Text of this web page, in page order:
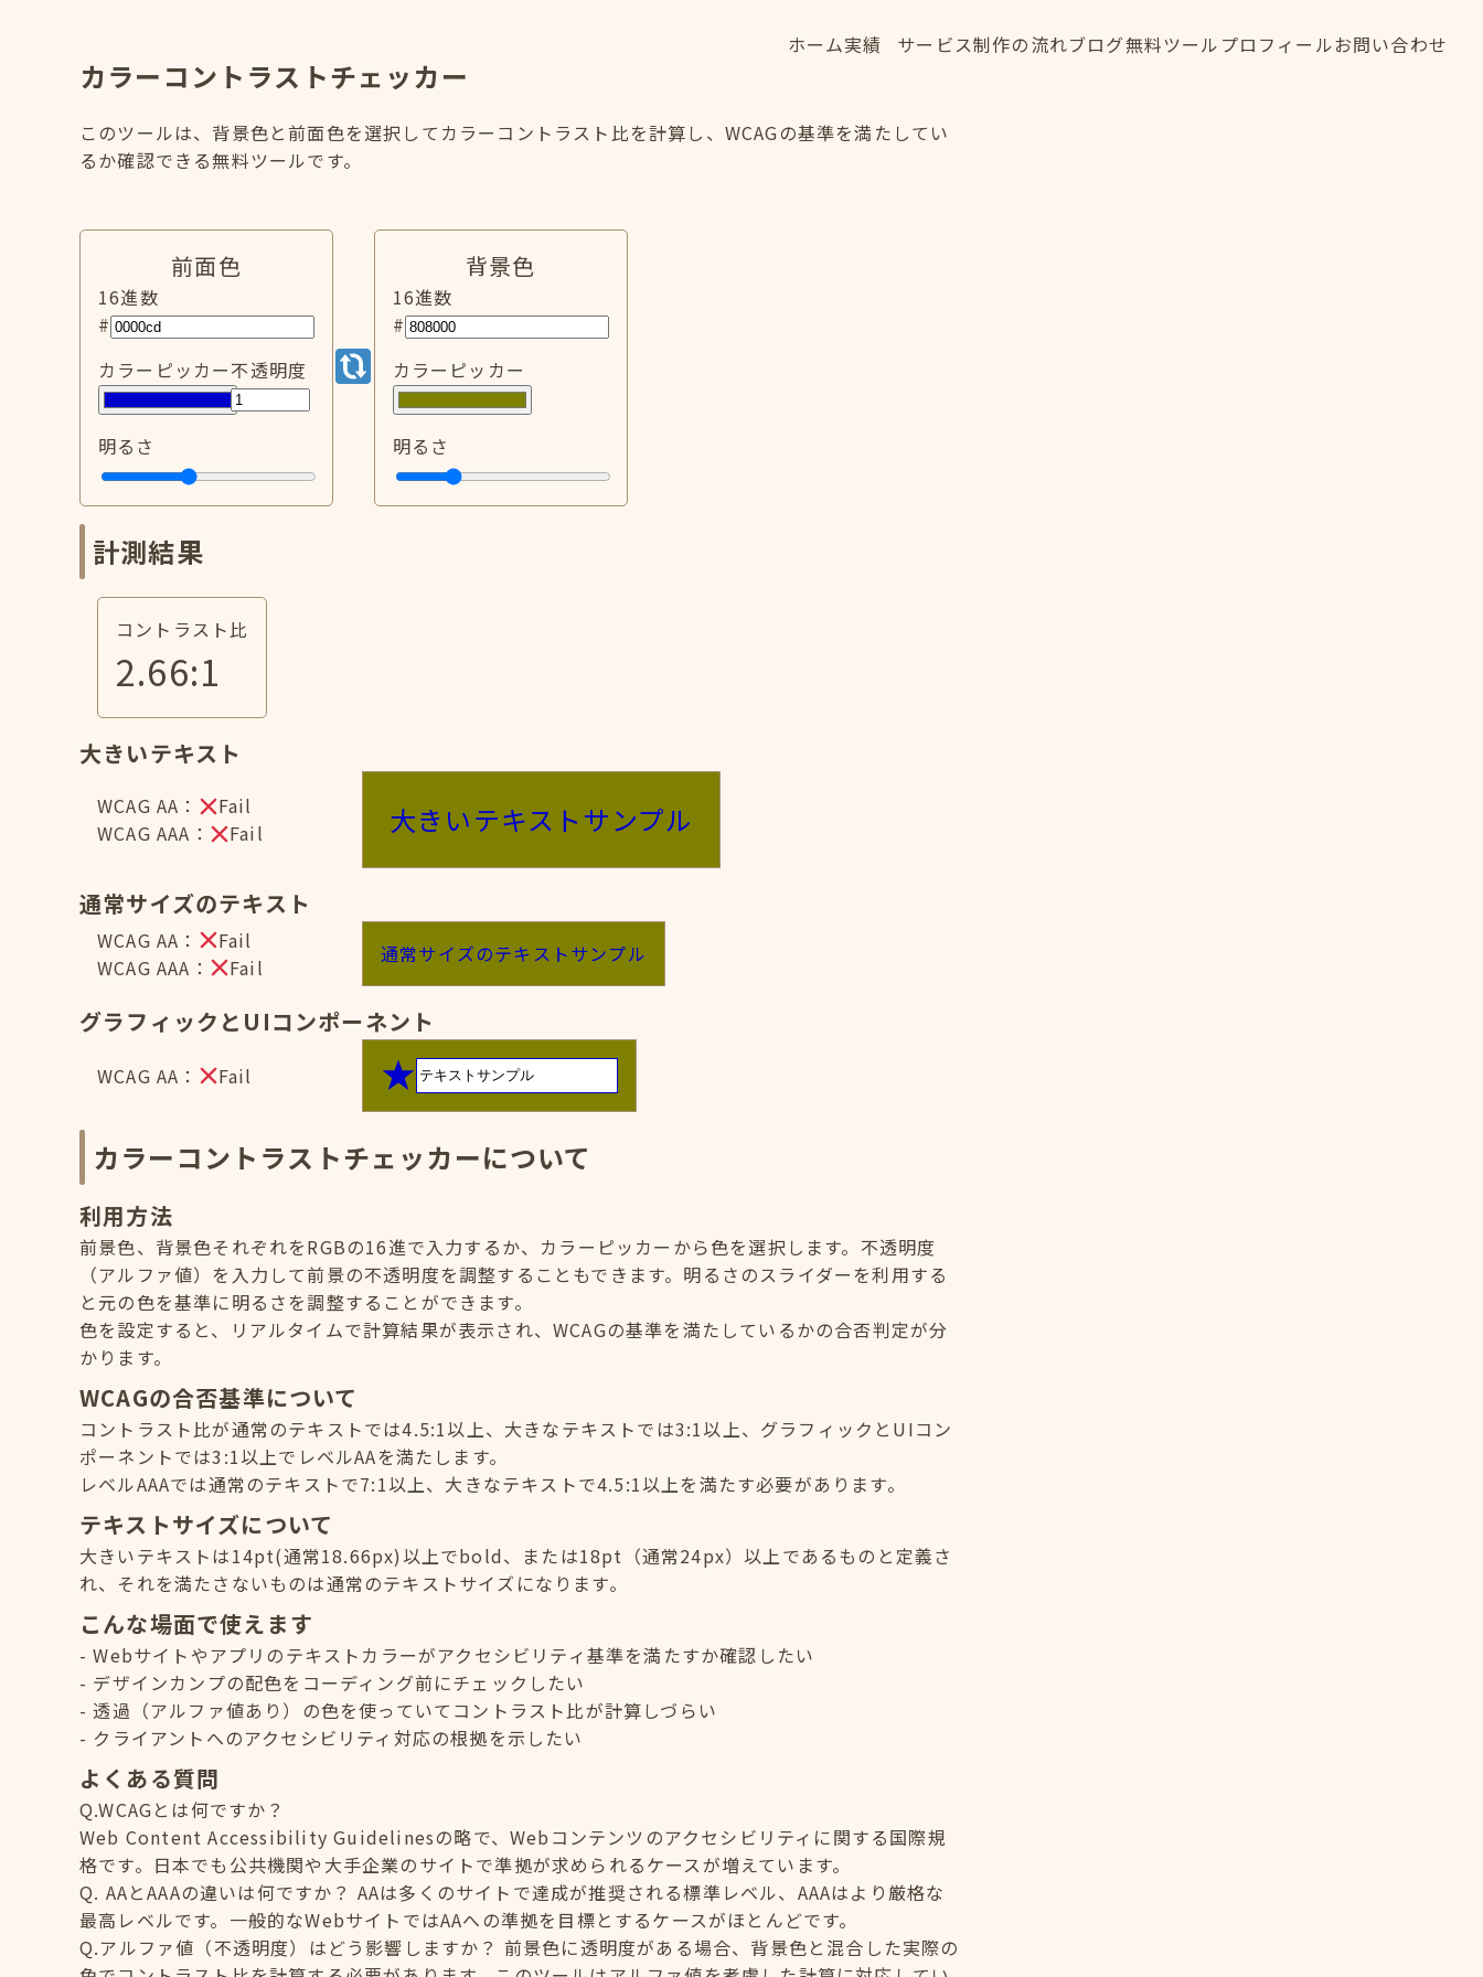
ホーム実績
サービス制作の流れブログ無料ツール プロフィールお問い合わせ
カラーコントラストチェッカー
このツールは、背景色と前面色を選択してカラーコントラスト比を計算し、WCAGの基準を満たしてい
るか確認できる無料ツールです。
前面色
16進数
#
カラーピッカー不透明度
明るさ
背景色
16進数
#
カラーピッカー
明るさ
計測結果
コントラスト比
2.66:1
大きいテキスト
WCAG AA：
Fail
WCAG AAA：
Fail 大きいテキストサンプル
通常サイズのテキスト
WCAG AA：
Fail
WCAG AAA：
Fail
通常サイズのテキストサンプル
グラフィックとUIコンポーネント
WCAG AA： Fail
カラーコントラストチェッカーについて
利用方法
前景色、背景色それぞれをRGBの16進で入力するか、カラーピッカーから色を選択します。不透明度
（アルファ値）を入力して前景の不透明度を調整することもできます。明るさのスライダーを利用する
と元の色を基準に明るさを調整することができます。
色を設定すると、リアルタイムで計算結果が表示され、WCAGの基準を満たしているかの合否判定が分
かります。
WCAGの合否基準について
コントラスト比が通常のテキストでは4.5:1以上、大きなテキストでは3:1以上、グラフィックとUIコン
ポーネントでは3:1以上でレベルAAを満たします。
レベルAAAでは通常のテキストで7:1以上、大きなテキストで4.5:1以上を満たす必要があります。
テキストサイズについて
大きいテキストは14pt(通常18.66px)以上でbold、または18pt（通常24px）以上であるものと定義さ
れ、それを満たさないものは通常のテキストサイズになります。
こんな場面で使えます
Webサイトやアプリのテキストカラーがアクセシビリティ基準を満たすか確認したい
デザインカンプの配色をコーディング前にチェックしたい
透過（アルファ値あり）の色を使っていてコントラスト比が計算しづらい
クライアントへのアクセシビリティ対応の根拠を示したい
よくある質問
Q.WCAGとは何ですか？
Web Content Accessibility Guidelinesの略で、Webコンテンツのアクセシビリティに関する国際規
格です。日本でも公共機関や大手企業のサイトで準拠が求められるケースが増えています。
Q. AAとAAAの違いは何ですか？ AAは多くのサイトで達成が推奨される標準レベル、AAAはより厳格な
最高レベルです。一般的なWebサイトではAAへの準拠を目標とするケースがほとんどです。
Q.アルファ値（不透明度）はどう影響しますか？ 前景色に透明度がある場合、背景色と混合した実際の